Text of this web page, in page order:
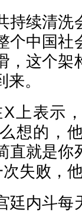
持续清洗
个中国社
，这个架
。
上表示
想的，
直就是你
失败，
廷内斗每